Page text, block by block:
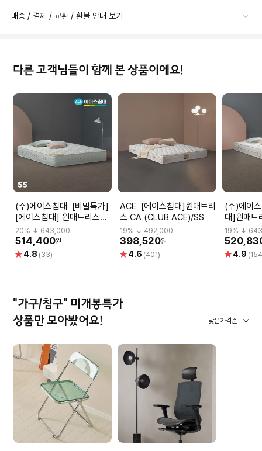
배송 / 결제 / 교환 / 환불 안내 보기
다른 고객님들이 함께 본 상품이에요!
(주)에이스침대 [비밀특가]
[에이스침대] 원매트리스
CA2(CLUB ACE2)/SS(슈
퍼싱글사이즈)
20% ↓ 643,000
514,400원
별 4.8 (33)
ACE [에이스침대]원매트리
스 CA (CLUB ACE)/SS
19% ↓492,000
398,520원
별 4.6 (401)
(주)에이스침대
대]원매
ACE2)/SS
19% ↓
별 4.9
"가구/침구" 미개봉특가
상품만 모아봤어요!
낮은가격순